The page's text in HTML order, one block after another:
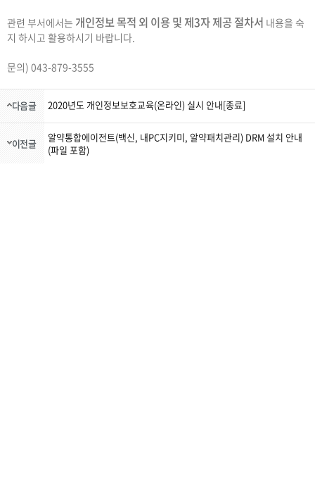
관련 부서에서는 개인정보 목적 외 이용 및 제3자 제공 절차서 내용을 숙
지 하시고 활용하시기 바랍니다.
문의) 043-879-3555
다음글 2020년도 개인정보보호교육(온라인) 실시 안내[종료]
이전글
알약통합에이전트(백신, 내PC지키미, 알약패치관리) DRM 설치 안내
(파일 포함)